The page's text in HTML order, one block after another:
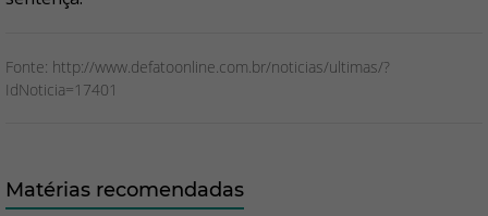
Fonte: http://www.defatoonline.com.br/noticias/ultimas/?
IdNoticia=17401
Matérias recomendadas